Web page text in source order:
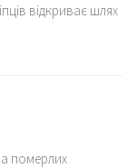
відкриває шлях
померлих